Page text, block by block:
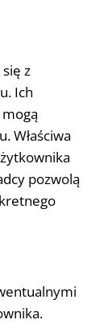
z
Ich
Właściwa
pozwolą